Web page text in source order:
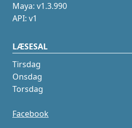
Maya: v1.3.990
API: v1
LÆSESAL
Tirsdag
Onsdag
Torsdag
Facebook